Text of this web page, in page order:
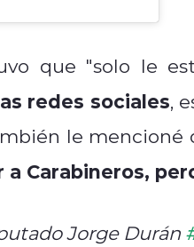
que "solo le
redes sociales,
le
a Carabineros,
Jorge Durán